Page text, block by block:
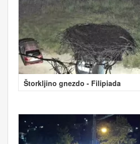
Štorkljino gnezdo - Filipiada